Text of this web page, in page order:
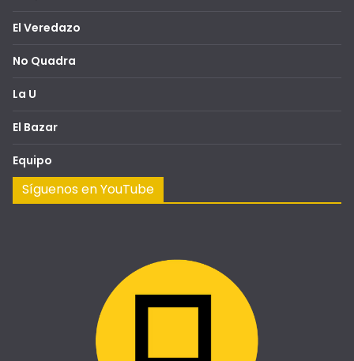
El Veredazo
No Quadra
La U
El Bazar
Equipo
Síguenos en YouTube